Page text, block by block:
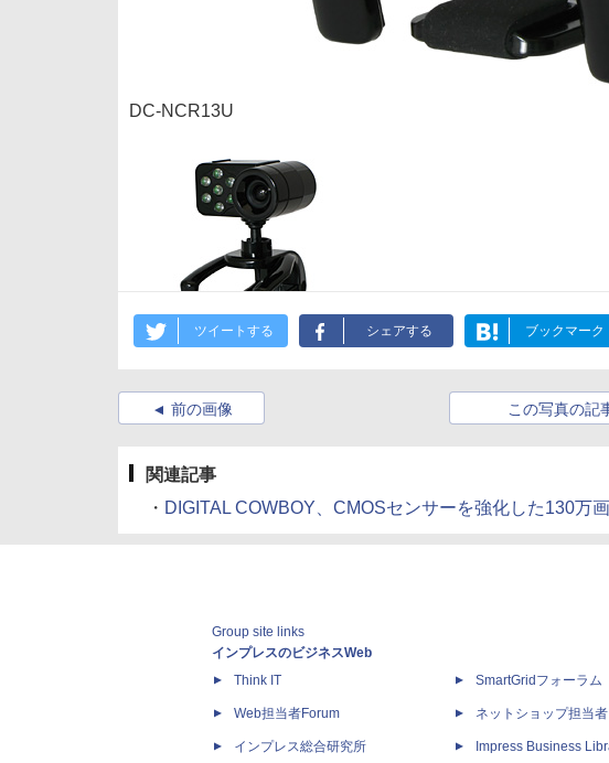
DC-NCR13U
ツイートする シェアする ブックマーク
前の画像 この写真の記
関連記事
・ DIGITAL COWBOY、CMOSセンサーを強化した130万
Group site links
インプレスのビジネスWeb
Think IT
Web担当者Forum
インプレス総合研究所
SmartGridフォーラム
ネットショップ担当
Impress Business